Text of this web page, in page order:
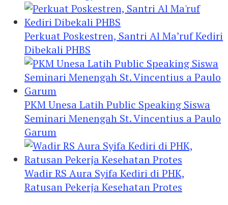
Perkuat Poskestren, Santri Al Ma’ruf Kediri
Dibekali PHBS
PKM Unesa Latih Public Speaking Siswa
Seminari Menengah St. Vincentius a Paulo
Garum
Wadir RS Aura Syifa Kediri di PHK,
Ratusan Pekerja Kesehatan Protes